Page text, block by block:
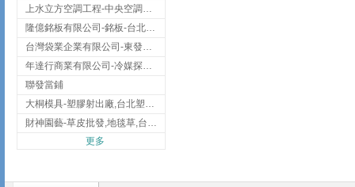
上水立方空調工程-中央空調規劃,台北中央空調規劃
隆億銘板有限公司-銘板-台北銘板-板橋銘板
台灣袋業企業有限公司-東發企業社/台中太空袋/太空包
年達行商業有限公司-冷媒探漏儀,壓力錶組,真空泵浦,台北冷凍空調材料
聯發當鋪
大桐模具-塑膠射出廠,台北塑膠射出廠
財神園藝-草皮批發,地毯草,台北草,彰化地毯草,彰化台北草
更多